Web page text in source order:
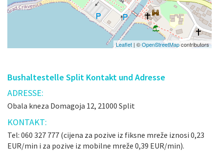
Leaflet | ©OpenStreetMapcontributors
Bushaltestelle Split Kontakt und Adresse
ADRESSE:
Obala kneza Domagoja 12, 21000 Split
KONTAKT:
Tel: 060 327 777 (cijena za pozive iz fiksne mreže iznosi 0,23
EUR/min i za pozive iz mobilne mreže 0,39 EUR/min).